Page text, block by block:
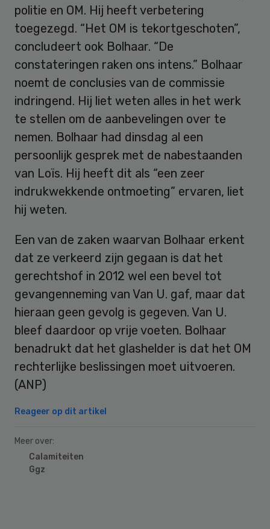
politie en OM. Hij heeft verbetering
toegezegd. “Het OM is tekortgeschoten”,
concludeert ook Bolhaar. “De
constateringen raken ons intens.” Bolhaar
noemt de conclusies van de commissie
indringend. Hij liet weten alles in het werk
te stellen om de aanbevelingen over te
nemen. Bolhaar had dinsdag al een
persoonlijk gesprek met de nabestaanden
van Loïs. Hij heeft dit als “een zeer
indrukwekkende ontmoeting” ervaren, liet
hij weten.
Een van de zaken waarvan Bolhaar erkent
dat ze verkeerd zijn gegaan is dat het
gerechtshof in 2012 wel een bevel tot
gevangenneming van Van U. gaf, maar dat
hieraan geen gevolg is gegeven. Van U.
bleef daardoor op vrije voeten. Bolhaar
benadrukt dat het glashelder is dat het OM
rechterlijke beslissingen moet uitvoeren.
(ANP)
Reageer op dit artikel
Meer over:
Calamiteiten
Ggz